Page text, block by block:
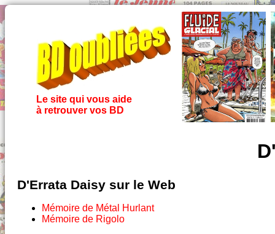
Le site qui vous aide
à retrouver vos BD
D'Errata Daisy sur le Web
Mémoire de Métal Hurlant
Mémoire de Rigolo